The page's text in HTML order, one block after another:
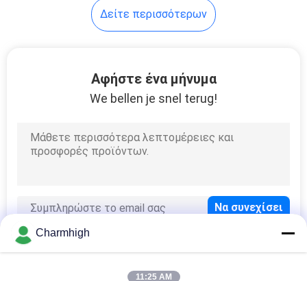
Δείτε περισσότερων
Αφήστε ένα μήνυμα
We bellen je snel terug!
Charmhigh
11:25 AM